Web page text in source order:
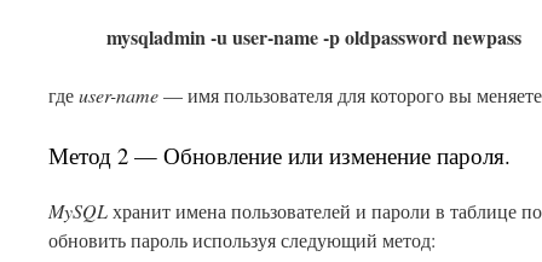
mysqladmin -u user-name -p oldpassword newpass
гдеuser-name— имя пользователя для которого вы
Метод 2 — Обновление или изменение пароля.
MySQLхранит имена пользователей и пароли в таблице
обновить пароль используя следующий метод: